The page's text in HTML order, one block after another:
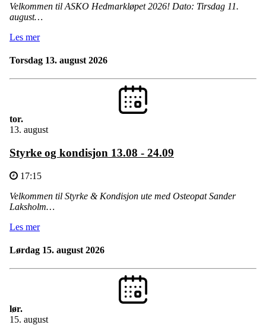
Velkommen til ASKO Hedmarkløpet 2026! Dato: Tirsdag 11.
august…
Les mer
torsdag 13. august 2026
tor.
13. august
Styrke og kondisjon 13.08 - 24.09
17:15
Velkommen til Styrke & Kondisjon ute med Osteopat Sander
Laksholm…
Les mer
lørdag 15. august 2026
lør.
15. august